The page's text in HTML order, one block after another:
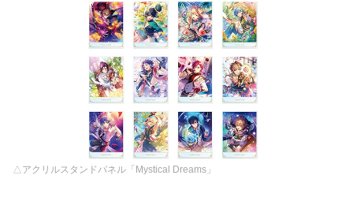
△アクリルスタンドパネル「Mystical Dreams」